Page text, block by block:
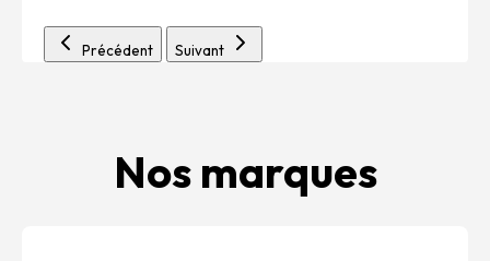
Précédent Suivant
Nos marques